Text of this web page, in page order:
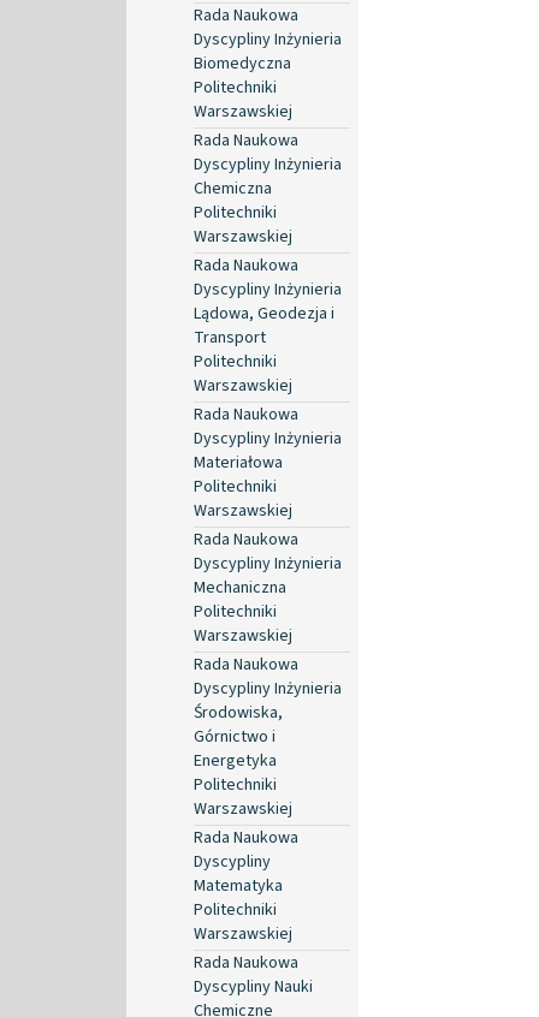
Rada Naukowa
Dyscypliny Inżynieria
Biomedyczna
Politechniki
Warszawskiej
Rada Naukowa
Dyscypliny Inżynieria
Chemiczna
Politechniki
Warszawskiej
Rada Naukowa
Dyscypliny Inżynieria
Lądowa, Geodezja i
Transport
Politechniki
Warszawskiej
Rada Naukowa
Dyscypliny Inżynieria
Materiałowa
Politechniki
Warszawskiej
Rada Naukowa
Dyscypliny Inżynieria
Mechaniczna
Politechniki
Warszawskiej
Rada Naukowa
Dyscypliny Inżynieria
Środowiska,
Górnictwo i
Energetyka
Politechniki
Warszawskiej
Rada Naukowa
Dyscypliny
Matematyka
Politechniki
Warszawskiej
Rada Naukowa
Dyscypliny Nauki
Chemiczne